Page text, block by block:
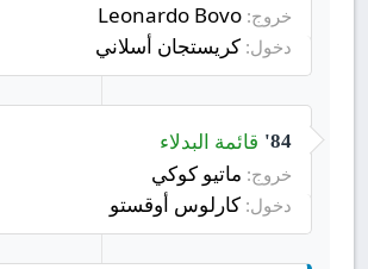
خروج:
دخول: كريستجان أسلاني
84' قائمة البدلاء
خروج: ماتيو كوكي
دخول: كارلوس أوقستو